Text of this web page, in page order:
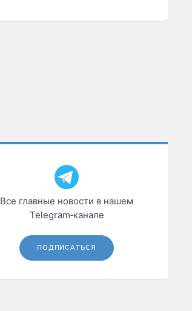
Все главные новости в нашем
Telegram‑канале
ПОДПИСАТЬСЯ